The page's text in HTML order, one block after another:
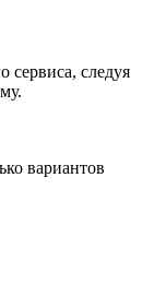
сервиса, следуя
вариантов